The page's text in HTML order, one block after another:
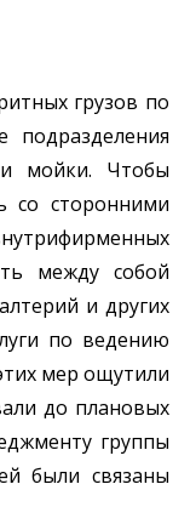
грузов по
и мойки. Чтобы
со сторонними
между собой
и других
по ведению
мер ощутили
до плановых
группы
были связаны